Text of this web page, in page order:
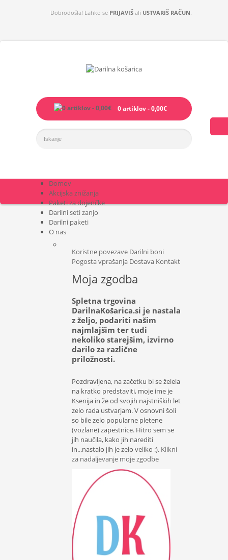
Dobrodošla! Lahko se PRIJAVIŠ ali USTVARIŠ RAČUN.
0 artiklov - 0,00€
Domov
Akcijska znižanja
Paketi za dojenčke
Darilni seti zanjo
Darilni paketi
O nas
Koristne povezave Darilni boni
Pogosta vprašanja Dostava Kontakt
Moja zgodba
Spletna trgovina
DarilnaKošarica.si je nastala
z željo, podariti našim
najmlajšim ter tudi
nekoliko starejšim, izvirno
darilo za različne
priložnosti.
Pozdravljena, na začetku bi se želela
na kratko predstaviti, moje ime je
Ksenija in že od svojih najstniških let
zelo rada ustvarjam. V osnovni šoli
so bile zelo popularne pletene
(vozlane) zapestnice. Hitro sem se
jih naučila, kako jih narediti
in...nastalo jih je zelo veliko :). Klikni
za nadaljevanje moje zgodbe